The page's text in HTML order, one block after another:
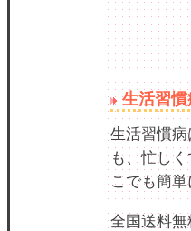
生活習
生活習慣
も、忙し
こでも簡
全国送料